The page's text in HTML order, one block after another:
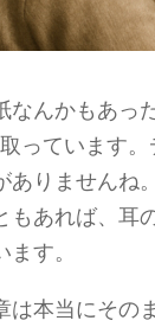
なんかもあっ
っています
ありませんね
もあれば、
す。
は本当にその